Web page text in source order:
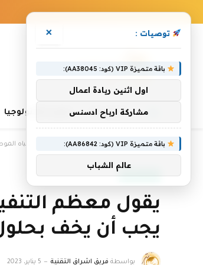
الرئيسية تعلم التكنولوجيا
الرئيسية» يقول معظم التنفيذيين في مجال أشباه
أخبار التقنية
يقول معظم
يجب أن يخف بحلول عام 2024
بواسطة فريق اشراق التقنية 5 يناير، 2023
توصيات : ×
باقة متميزة VIP (كود: AA38045):
اول اثنين ريادة اعمال
مشاركة ارباح ادسنس
باقة متميزة VIP (كود: AA86842):
عالم الشباب